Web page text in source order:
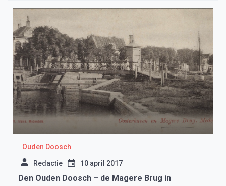
Ouden Doosch
Redactie 10 april 2017
Den Ouden Doosch – de Magere Brug in